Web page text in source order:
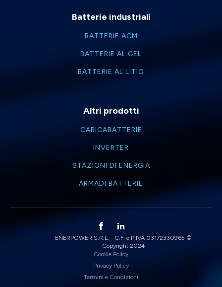
Batterie industriali
BATTERIE AGM
BATTERIE AL GEL
BATTERIE AL LITIO
Altri prodotti
CARICABATTERIE
INVERTER
STAZIONI DI ENERGIA
ARMADI BATTERIE
ENERPOWER S.R.L. - C.F. e P.IVA 03172330965 ©
Copyright 2024
Cookie Policy
Privacy Policy
Termini e Condizioni